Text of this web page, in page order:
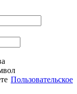
Пользовательское